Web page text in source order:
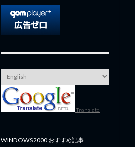
Translate
WINDOWS 2000 おすすめ記事